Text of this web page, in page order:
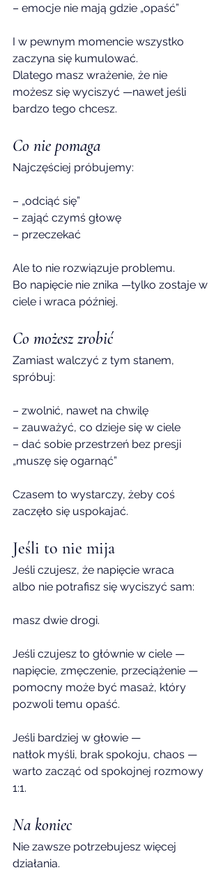
– emocje nie mają gdzie „opaść”
I w pewnym momencie wszystko
zaczyna się kumulować.
Dlatego masz wrażenie, że nie
możesz się wyciszyć —nawet jeśli
bardzo tego chcesz.
Co nie pomaga
Najczęściej próbujemy:
– „odciąć się”
– zająć czymś głowę
– przeczekać
Ale to nie rozwiązuje problemu.
Bo napięcie nie znika —tylko zostaje w
ciele i wraca później.
Co możesz zrobić
Zamiast walczyć z tym stanem,
spróbuj:
– zwolnić, nawet na chwilę
– zauważyć, co dzieje się w ciele
– dać sobie przestrzeń bez presji
„muszę się ogarnąć”
Czasem to wystarczy, żeby coś
zaczęło się uspokajać.
Jeśli to nie mija
Jeśli czujesz, że napięcie wraca
albo nie potrafisz się wyciszyć sam:
masz dwie drogi.
Jeśli czujesz to głównie w ciele —
napięcie, zmęczenie, przeciążenie —
pomocny może być masaż, który
pozwoli temu opaść.
Jeśli bardziej w głowie —
natłok myśli, brak spokoju, chaos —
warto zacząć od spokojnej rozmowy
1:1.
Na koniec
Nie zawsze potrzebujesz więcej
działania.